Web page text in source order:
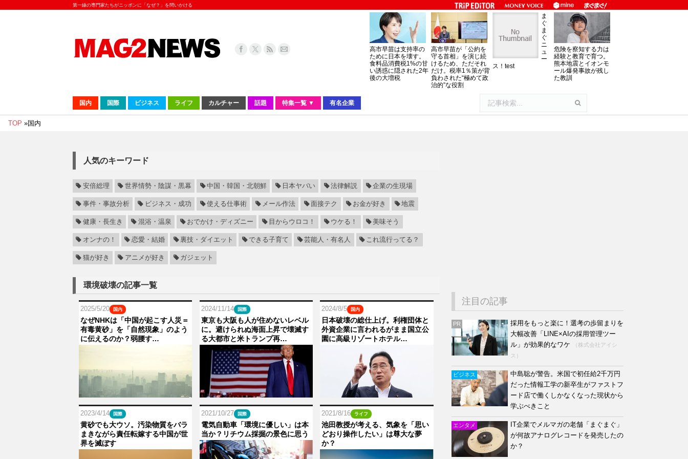
第一線の専門家たちがニッポンに「なぜ？」を問いかける
高市早苗は支持率の
ために日本を壊す。
食料品消費税1%の甘
い誘惑に隠された2年
後の大増税
高市早苗が「公約を
守る首相」を演じ続
けるため、ただそれ
だけ。税率1％策が背
負わされた“極めて政
治的”な役割
ま
ぐ
ま
ぐ
ニ
ュ
ー
ス！test
危険を察知する力は
経験と教育で育つ。
熊本地震とイオンモ
ール爆発事故が残し
た教訓
国内 国際 ビジネス ライフ カルチャー 話題 特集一覧 ▼ 有名企業
TOP »国内
人気のキーワード
安倍総理 世界情勢・陰謀・黒幕 中国・韓国・北朝鮮 日本ヤバい 法律解説 企業の生現場
事件・事故分析 ビジネス・成功 使える仕事術 メール作法 面接テク お金が好き 地震
健康・長生き 混浴・温泉 おでかけ・ディズニー 目からウロコ！ ウケる！ 美味そう
オンナの！ 恋愛・結婚 裏技・ダイエット できる子育て 芸能人・有名人 これ流行ってる？
猫が好き アニメが好き ガジェット
環境破壊の記事一覧
2025/5/20 国内
なぜNHKは「中国が起こす人災＝
有毒黄砂」を「自然現象」のよう
に伝えるのか？弱腰す…
2024/11/14 国際
東京も大阪も人が住めないレベル
に。避けられぬ海面上昇で壊滅す
る大都市と米トランプ再…
2024/8/5 国内
日本破壊の総仕上げ。利権団体と
外資企業に言われるがまま国立公
園に高級リゾートホテル…
2023/4/14 国際
黄砂でも大ウソ。汚染物質をバラ
まきながら責任転嫁する中国が世
界を滅ぼす
2021/10/27 国際
電気自動車「環境に優しい」は本
当か？リチウム採掘の景色に思う
2021/8/16 ライフ
池田教授が考える、気象を「思い
どおり操作したい」は尊大な夢
か？
注目の記事
PR
採用をもっと楽に！選考の歩留まりを
大幅改善「LINE×AIの採用管理ツー
ル」が効果的なワケ
（株式会社アイシ
ス）
ビジネス
中島聡が警告。米国で初任給2千万円
だった情報工学の新卒生がファストフ
ード店で働くしかなくなった現状から
学ぶべきこと
エンタメ
IT企業でメルマガの老舗「まぐまぐ」
が何故アナログレコードを発売したの
か？